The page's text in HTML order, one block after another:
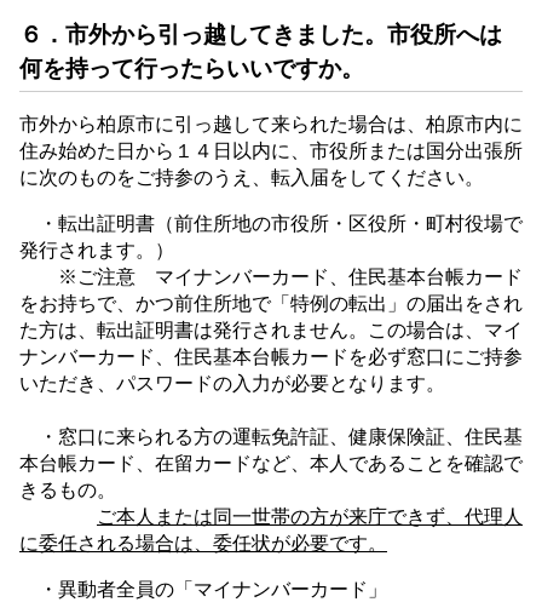
６．市外から引っ越してきました。市役所へは
何を持って行ったらいいですか。
市外から柏原市に引っ越して来られた場合は、柏原市内に
住み始めた日から１４日以内に、市役所または国分出張所
に次のものをご持参のうえ、転入届をしてください。
・転出証明書（前住所地の市役所・区役所・町村役場で
発行されます。）
※ご注意 マイナンバーカード、住民基本台帳カード
をお持ちで、かつ前住所地で「特例の転出」の届出をされ
た方は、転出証明書は発行されません。この場合は、マイ
ナンバーカード、住民基本台帳カードを必ず窓口にご持参
いただき、パスワードの入力が必要となります。
・窓口に来られる方の運転免許証、健康保険証、住民基
本台帳カード、在留カードなど、本人であることを確認で
きるもの。
ご本人または同一世帯の方が来庁できず、代理人
に委任される場合は、委任状が必要です。
・異動者全員の「マイナンバーカード」